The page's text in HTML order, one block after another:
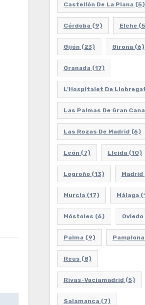
Castellón De La Plana (5)
Córdoba (9) Elche
Gijón (23) Girona (6)
Granada (17)
L'Hospitalet De
Las Palmas De Gran
Las Rozas De Madrid (6)
León (7) Lleida (10)
Logroño (13) Madrid
Murcia (17) Málaga
Móstoles (6) Oviedo
Palma (9) Pamplona
Reus (8)
Rivas-Vaciamadrid (5)
Salamanca (7)